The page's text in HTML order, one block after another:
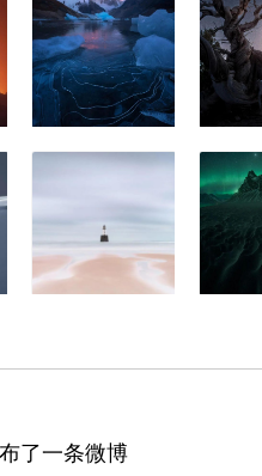
了一条微博